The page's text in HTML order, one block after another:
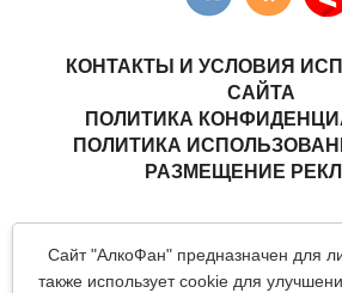
Сайт "АлкоФан" предназначен для
также использует cookie для
КОНТАКТЫ И УСЛОВИЯ
САЙТА
ПОЛИТИКА
ПОЛИТИКА
РАЗМЕЩЕНИЕ
напитков.
Все материалы данного сайта являются